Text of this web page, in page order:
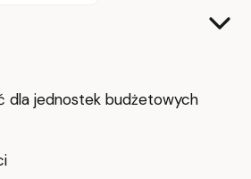
dla jednostek budżetowych